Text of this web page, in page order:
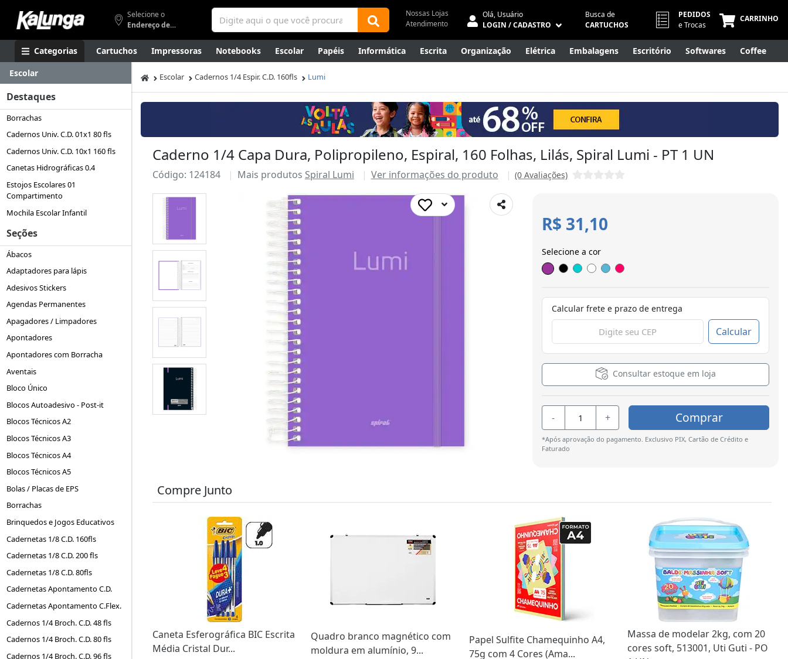
Selecione o
Endereço de entrega
Nossas Lojas
Atendimento
Olá, Usuário
LOGIN / CADASTRO
Busca de
CARTUCHOS
PEDIDOS
e Trocas
CARRINHO
Categorias Cartuchos Impressoras Notebooks Escolar Papéis Informática Escrita Organização Elétrica Embalagens Escritório Softwares Coffee
Apresentação Smartphones Artes Gamers Higiene Mídias
Canetas Luxo
Outlet
Escolar
Destaques
Borrachas
Cadernos Univ. C.D. 01x1 80 fls
Cadernos Univ. C.D. 10x1 160 fls
Canetas Hidrográficas 0.4
Estojos Escolares 01
Compartimento
Mochila Escolar Infantil
Seções
Ábacos
Adaptadores para lápis
Adesivos Stickers
Agendas Permanentes
Apagadores / Limpadores
Apontadores
Apontadores com Borracha
Aventais
Bloco Único
Blocos Autoadesivo - Post-it
Blocos Técnicos A2
Blocos Técnicos A3
Blocos Técnicos A4
Blocos Técnicos A5
Bolas / Placas de EPS
Borrachas
Brinquedos e Jogos Educativos
Cadernetas 1/8 C.D. 160fls
Cadernetas 1/8 C.D. 200 fls
Cadernetas 1/8 C.D. 80fls
Cadernetas Apontamento C.D.
Cadernetas Apontamento C.Flex.
Cadernos 1/4 Broch. C.D. 48 fls
Cadernos 1/4 Broch. C.D. 80 fls
Cadernos 1/4 Broch. C.D. 96 fls
Escolar Cadernos 1/4 Espir. C.D. 160fls Lumi
Caderno 1/4 Capa Dura, Polipropileno, Espiral, 160 Folhas, Lilás, Spiral Lumi - PT 1 UN
Código: 124184 Mais produtos Spiral Lumi Ver informações do produto (0 Avaliações)
R$ 31,10
Selecione a cor
Calcular frete e prazo de entrega
Calcular
Consultar estoque em loja
- + Comprar
*Após aprovação do pagamento. Exclusivo PIX, Cartão de Crédito e
Faturado
Compre Junto
Caneta Esferográfica BIC Escrita
Média Cristal Dur...
Quadro branco magnético com
moldura em alumínio, 9...
Papel Sulfite Chamequinho A4,
75g com 4 Cores (Ama...
Massa de modelar 2kg, com 20
cores soft, 513001, Uti Guti - PO